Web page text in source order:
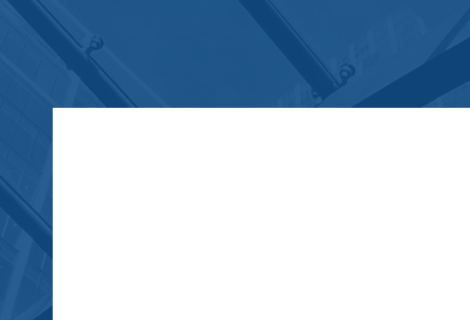
NUESTRA DIRECCIÓN
Avenida Providencia 1650, oficina 912,